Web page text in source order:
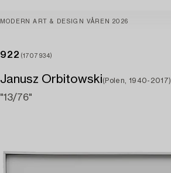
MODERN ART & DESIGN VÅREN 2026
922 (1707934)
Janusz Orbitowski(Polen, 1940-2017)
"13/76"